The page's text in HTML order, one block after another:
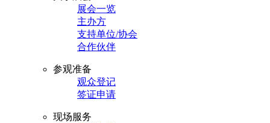
展会一览
主办方
支持单位/协会
合作伙伴
参观准备
观众登记
签证申请
现场服务